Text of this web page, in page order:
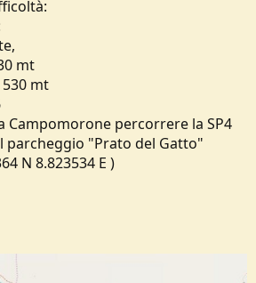
mt
mt
Campomorone percorrere la SP4
parcheggio "Prato del Gatto"
N 8.823534 E )